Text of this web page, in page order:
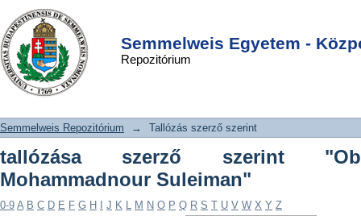
Semmelweis Egyetem -
Repozitórium
tallózása szerző szerint "Obeidat,
Mahmoud Mohammadnour Suleiman"
DSpace/Manakin Repository
Semmelweis Repozitórium → Tallózás szerző szerint
tallózása szerző szerint
Mohammadnour Suleiman"
0-9 A B C D E F G H J K L M N O P Q R S T U V W X Y Z